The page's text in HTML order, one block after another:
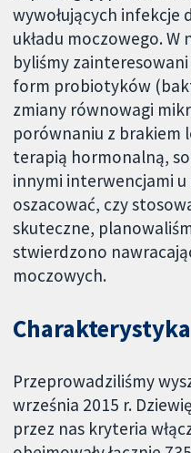
wywołujących
układu moczowego. W
byliśmy
form probiotyków
zmiany równowagi
porównaniu z brakiem
terapią hormonalną,
innymi interwencjami u
oszacować, czy
skuteczne,
stwierdzono
moczowych.
Przeprowadziliśmy
września 2015 r.
przez nas kryteria